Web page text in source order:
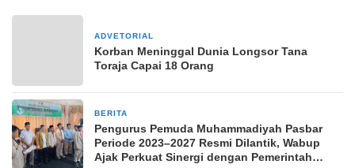
ADVETORIAL
Korban Meninggal Dunia Longsor Tana
Toraja Capai 18 Orang
BERITA
Pengurus Pemuda Muhammadiyah Pasbar
Periode 2023–2027 Resmi Dilantik, Wabup
Ajak Perkuat Sinergi dengan Pemerintah